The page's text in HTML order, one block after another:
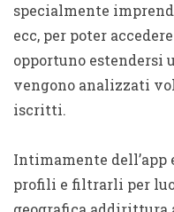
specialmente
ecc, per poter
opportuno estendersi
vengono analizzati
iscritti.
Intimamente dell’app
profili e filtrarli per